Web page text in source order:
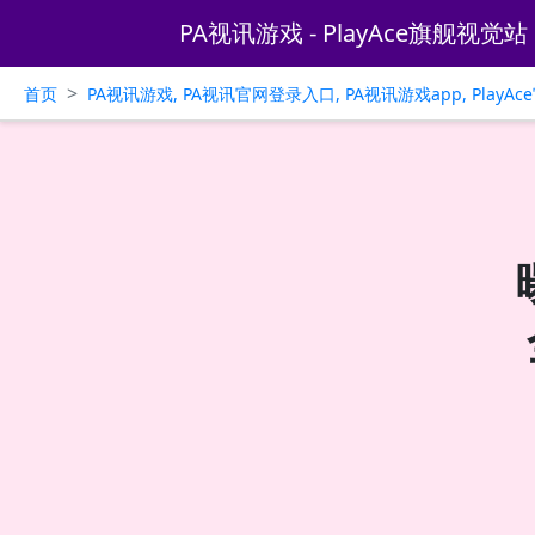
PA视讯游戏 - PlayAce旗舰视觉站
首页 > PA视讯游戏, PA视讯官网登录入口, PA视讯游戏app,